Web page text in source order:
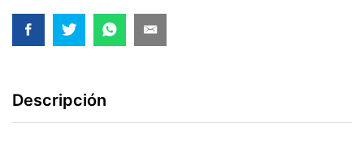
Descripción